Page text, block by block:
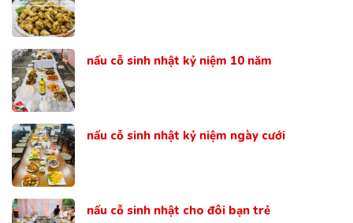
nấu cỗ sinh nhật kỷ niệm 10 năm
nấu cỗ sinh nhật kỷ niệm ngày cưới
nấu cỗ sinh nhật cho đôi bạn trẻ